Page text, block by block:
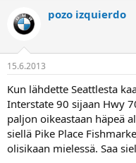
pozo izquierdo
15.6.2013
Kun lähdette Seattlesta
Interstate 90 sijaan Hwy
paljon oikeastaan häpeä
siellä Pike Place
olisikaan mielessä. Saa